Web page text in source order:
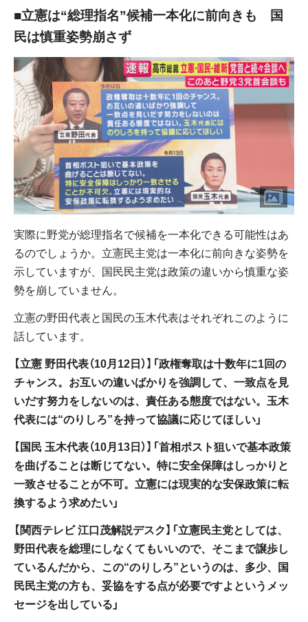
■立憲は“総理指名”候補一本化に前向きも 国
民は慎重姿勢崩さず
実際に野党が総理指名で候補を一本化できる可能性はあ
るのでしょうか。立憲民主党は一本化に前向きな姿勢を
示していますが、国民民主党は政策の違いから慎重な姿
勢を崩していません。
立憲の野田代表と国民の玉木代表はそれぞれこのように
話しています。
【立憲 野田代表（10月12日）】「政権奪取は十数年に1回の
チャンス。お互いの違いばかりを強調して、一致点を見
いだす努力をしないのは、責任ある態度ではない。玉木
代表には“のりしろ”を持って協議に応じてほしい」
【国民 玉木代表（10月13日）】「首相ポスト狙いで基本政策
を曲げることは断じてない。特に安全保障はしっかりと
一致させることが不可。立憲には現実的な安保政策に転
換するよう求めたい」
【関西テレビ 江口茂解説デスク】「立憲民主党としては、
野田代表を総理にしなくてもいいので、そこまで譲歩し
ているんだから、この“のりしろ”というのは、多少、国
民民主党の方も、妥協をする点が必要ですよというメッ
セージを出している」